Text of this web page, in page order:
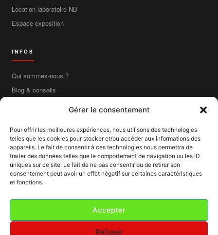
Gérer le consentement
Pour offrir les meilleures expériences, nous utilisons des technologies
telles que les cookies pour stocker et/ou accéder aux informations des
appareils. Le fait de consentir à ces technologies nous permettra de
traiter des données telles que le comportement de navigation ou les ID
uniques sur ce site. Le fait de ne pas consentir ou de retirer son
consentement peut avoir un effet négatif sur certaines caractéristiques
et fonctions.
Accepter
Refuser
Location laboratoire NB
Espace exposition
INFOS
Qui sommes-nous ?
Blog & conseils
Livraison France entière
Mentions légales
CGV
CGU
Cookies